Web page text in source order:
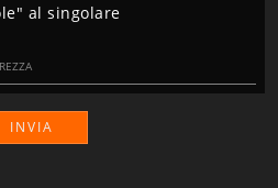
al singolare
INVIA